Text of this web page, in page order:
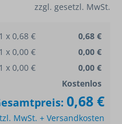
zzgl. gesetzl. MwSt.
1 x 0,68 €
0,68 €
1 x 0,00 €
0,00 €
1 x 0,00 €
0,00 €
Kostenlos
0,68 €
MwSt. + Versandkosten